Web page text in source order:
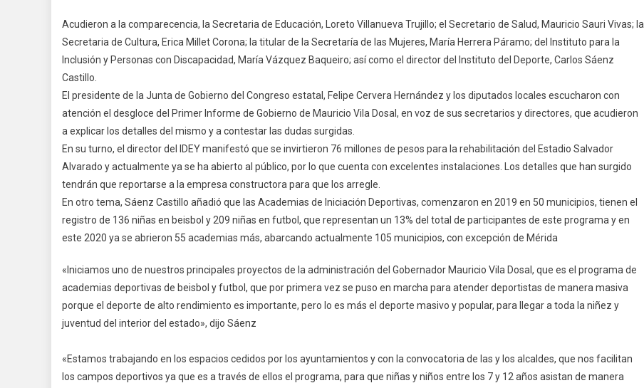
Ante
El
Congreso
Estado.
Acudieron a la comparecencia, la Secretaria de Educación, Loreto Villanueva Trujillo; el Secretario de Salud, Mauricio Sauri Vivas; la
Secretaria de Cultura, Erica Millet Corona; la titular de la Secretaría de las Mujeres, María Herrera Páramo; del Instituto para la
Inclusión y Personas con Discapacidad, María Vázquez Baqueiro; así como el director del Instituto del Deporte, Carlos Sáenz
Castillo.
El presidente de la Junta de Gobierno del Congreso estatal, Felipe Cervera Hernández y los diputados locales escucharon con
atención el desgloce del Primer Informe de Gobierno de Mauricio Vila Dosal, en voz de sus secretarios y directores, que acudieron
a explicar los detalles del mismo y a contestar las dudas surgidas.
En su turno, el director del IDEY manifestó que se invirtieron 76 millones de pesos para la rehabilitación del Estadio Salvador
Alvarado y actualmente ya se ha abierto al público, por lo que cuenta con excelentes instalaciones. Los detalles que han surgido
tendrán que reportarse a la empresa constructora para que los arregle.
En otro tema, Sáenz Castillo añadió que las Academias de Iniciación Deportivas, comenzaron en 2019 en 50 municipios, tienen el
registro de 136 niñas en beisbol y 209 niñas en futbol, que representan un 13% del total de participantes de este programa y en
este 2020 ya se abrieron 55 academias más, abarcando actualmente 105 municipios, con excepción de Mérida
«Iniciamos uno de nuestros principales proyectos de la administración del Gobernador Mauricio Vila Dosal, que es el programa de
academias deportivas de beisbol y futbol, que por primera vez se puso en marcha para atender deportistas de manera masiva
porque el deporte de alto rendimiento es importante, pero lo es más el deporte masivo y popular, para llegar a toda la niñez y
juventud del interior del estado», dijo Sáenz
«Estamos trabajando en los espacios cedidos por los ayuntamientos y con la convocatoria de las y los alcaldes, que nos facilitan
los campos deportivos ya que es a través de ellos el programa, para que niñas y niños entre los 7 y 12 años asistan de manera